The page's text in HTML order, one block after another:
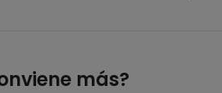
más?